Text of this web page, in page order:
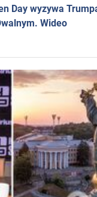
Day wyzywa
Wideo